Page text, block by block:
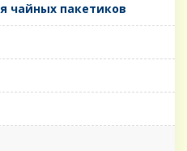
чайных пакетиков